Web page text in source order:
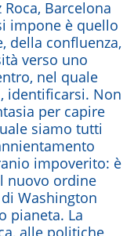
Roca, Barcelona
impone è quello
della confluenza,
verso uno
nel quale
identificarsi. Non
per capire
siamo tutti
impoverito: è
nuovo ordine
Washington
pianeta. La
alle politiche